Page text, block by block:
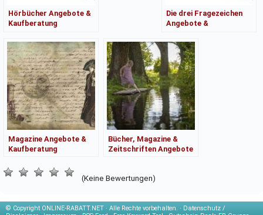
Hörbücher Angebote &
Kaufberatung
Die drei Fragezeichen
Angebote &
Magazine Angebote &
Kaufberatung
Bücher, Magazine &
Zeitschriften Angebote
(Keine Bewertungen)
© Copyright ONLINE-RABATT.NET · Alle Rechte vorbehalten. · Datenschutz /